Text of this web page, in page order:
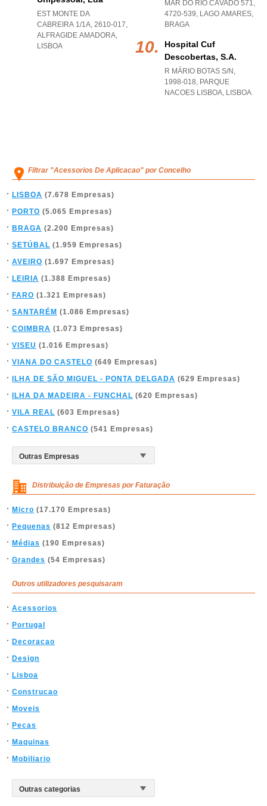
EST MONTE DA
CABREIRA 1/1A, 2610-017,
ALFRAGIDE AMADORA,
LISBOA
MAR DO RIO CÁVADO 571,
4720-539, LAGO AMARES,
BRAGA
Hospital Cuf
Descobertas, S.a.
R MÁRIO BOTAS S/N,
1998-018, PARQUE
NACOES LISBOA, LISBOA
Filtrar "Acessorios De Aplicacao" por Concelho
LISBOA (7.678 Empresas)
PORTO (5.065 Empresas)
BRAGA (2.200 Empresas)
SETÚBAL (1.959 Empresas)
AVEIRO (1.697 Empresas)
LEIRIA (1.388 Empresas)
FARO (1.321 Empresas)
SANTARÉM (1.086 Empresas)
COIMBRA (1.073 Empresas)
VISEU (1.016 Empresas)
VIANA DO CASTELO (649 Empresas)
ILHA DE SÃO MIGUEL - PONTA DELGADA (629 Empresas)
ILHA DA MADEIRA - FUNCHAL (620 Empresas)
VILA REAL (603 Empresas)
CASTELO BRANCO (541 Empresas)
Distribuição de Empresas por Faturação
Micro (17.170 Empresas)
Pequenas (812 Empresas)
Médias (190 Empresas)
Grandes (54 Empresas)
Outros utilizadores pesquisaram
Acessorios
Portugal
Decoracao
Design
Lisboa
Construcao
Moveis
Pecas
Maquinas
Mobiliario